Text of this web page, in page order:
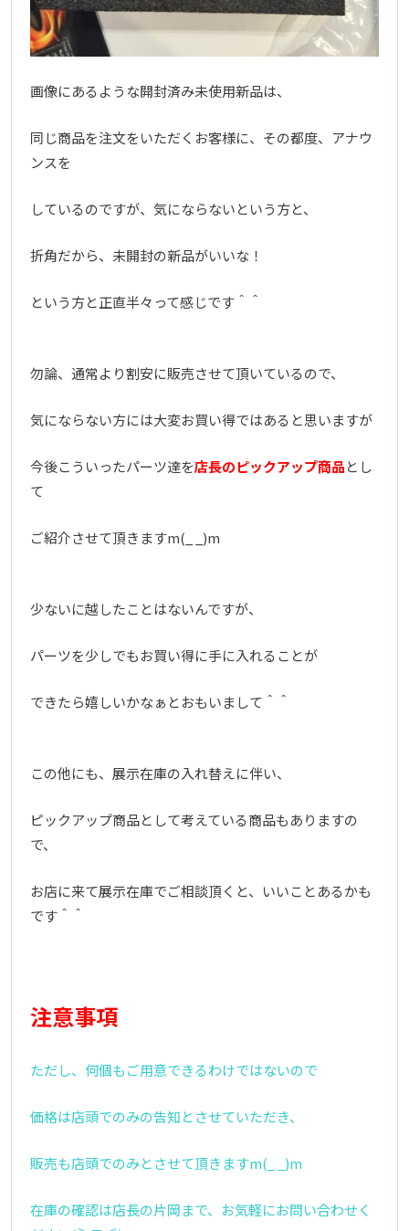
画像にあるような開封済み未使用新品は、
同じ商品を注文をいただくお客様に、その都度、アナウ
ンスを
しているのですが、気にならないという方と、
折角だから、未開封の新品がいいな！
という方と正直半々って感じです＾＾
勿論、通常より割安に販売させて頂いているので、
気にならない方には大変お買い得ではあると思いますが
今後こういったパーツ達を店長のピックアップ商品とし
て
ご紹介させて頂きますm(_ _)m
少ないに越したことはないんですが、
パーツを少しでもお買い得に手に入れることが
できたら嬉しいかなぁとおもいまして＾＾
この他にも、展示在庫の入れ替えに伴い、
ピックアップ商品として考えている商品もありますの
で、
お店に来て展示在庫でご相談頂くと、いいことあるかも
です＾＾
注意事項
ただし、何個もご用意できるわけではないので
価格は店頭でのみの告知とさせていただき、
販売も店頭でのみとさせて頂きますm(_ _)m
在庫の確認は店長の片岡まで、お気軽にお問い合わせく